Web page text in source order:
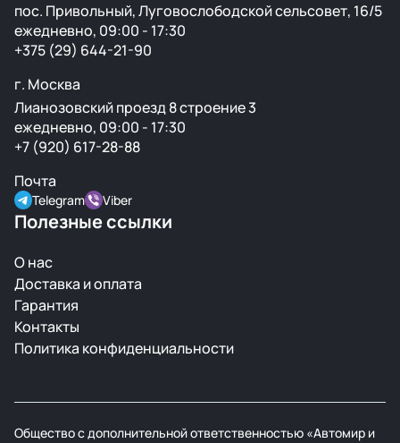
пос. Привольный, Луговослободской сельсовет, 16/5
ежедневно, 09:00 - 17:30
+375 (29) 644-21-90
г. Москва
Лианозовский проезд 8 строение 3
ежедневно, 09:00 - 17:30
+7 (920) 617-28-88
Почта
Telegram Viber
Полезные ссылки
О нас
Доставка и оплата
Гарантия
Контакты
Политика конфиденциальности
Общество с дополнительной ответственностью «Автомир и